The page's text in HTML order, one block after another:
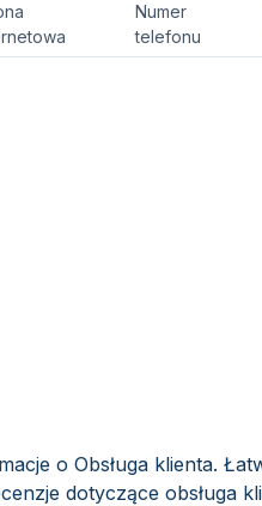
Numer
telefonu
o Obsługa klienta.
dotyczące obsługa